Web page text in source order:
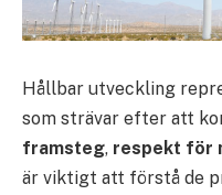
Hållbar utveckling
som strävar efter att
framsteg, respekt för
är viktigt att förstå de